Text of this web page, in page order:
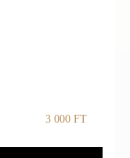
3 000 FT